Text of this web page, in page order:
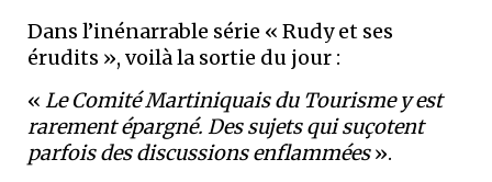
Dans l’inénarrable série « Rudy et ses
érudits », voilà la sortie du jour :
« Le Comité Martiniquais du Tourisme y est
rarement épargné. Des sujets qui suçotent
parfois des discussions enflammées».